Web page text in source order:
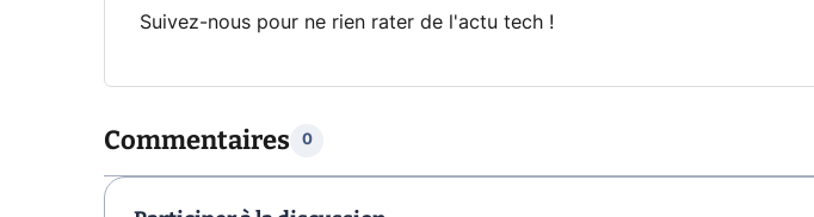
Suivez-nous pour ne rien rater de l'actu tech !
Commentaires 0